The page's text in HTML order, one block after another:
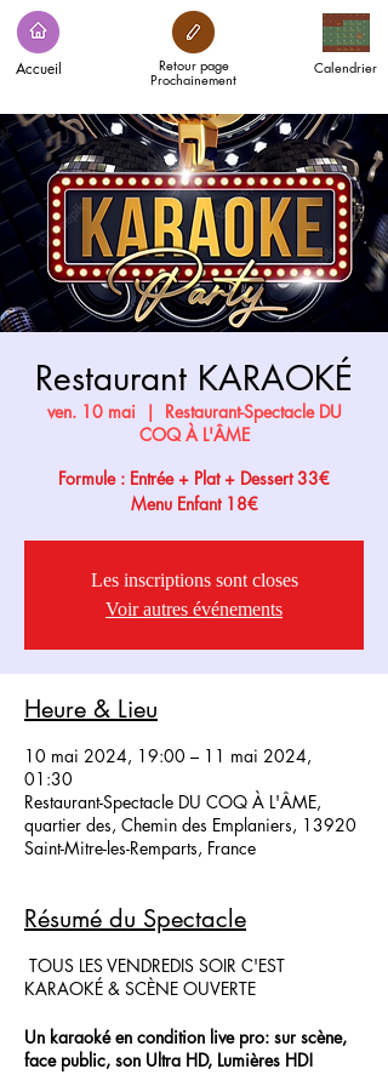
Accueil Calendrier
Retour page
Prochainement
Restaurant KARAOKÉ
ven. 10 mai
  |
Restaurant-Spectacle DU
COQ À L'ÂME
Formule : Entrée + Plat + Dessert 33€
Menu Enfant 18€
Les inscriptions sont closes
Voir autres événements
Heure & Lieu
10 mai 2024, 19:00 – 11 mai 2024,
01:30
Restaurant-Spectacle DU COQ À L'ÂME,
quartier des, Chemin des Emplaniers, 13920
Saint-Mitre-les-Remparts, France
Résumé du Spectacle
TOUS LES VENDREDIS SOIR C'EST
KARAOKÉ & SCÈNE OUVERTE
Un karaoké en condition live pro: sur scène,
face public, son Ultra HD, Lumières HD!